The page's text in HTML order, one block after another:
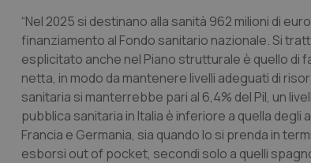
“Nel 2025 si destinano alla sanità 962 milioni di
finanziamento al Fondo sanitario nazionale. Si
esplicitato anche nel Piano strutturale è quello di
netta, in modo da mantenere livelli adeguati di
sanitaria si manterrebbe pari al 6,4% del Pil, un
pubblica sanitaria in Italia è inferiore a quella
Francia e Germania, sia quando lo si prenda in
esborsi out of pocket, secondi solo a quelli